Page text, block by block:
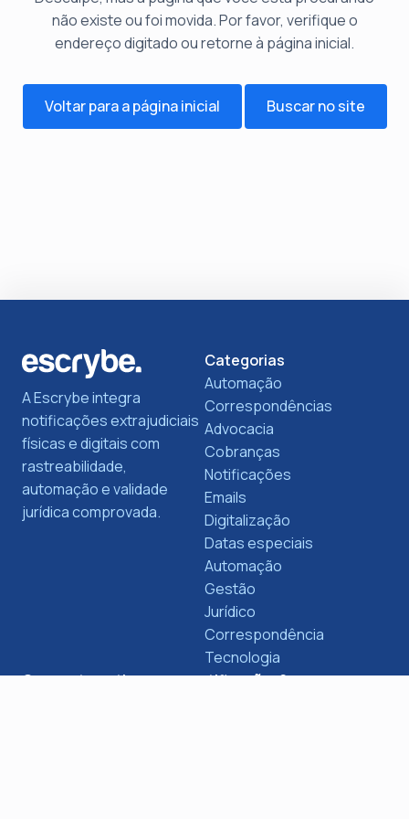
não existe ou foi movida. Por favor, verifique o
endereço digitado ou retorne à página inicial.
Voltar para a página inicial Buscar no site
A Escrybe integra
notificações extrajudiciais
físicas e digitais com
rastreabilidade,
automação e validade
jurídica comprovada.
Categorias
Automação
Correspondências
Advocacia
Cobranças
Notificações
Emails
Digitalização
Datas especiais
Automação
Gestão
Jurídico
Correspondência
Tecnologia
Quer automatizar suas notificações?